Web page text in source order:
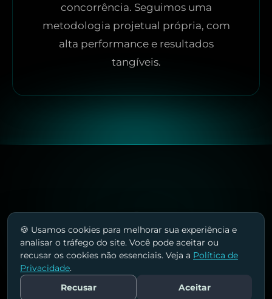
concorrência. Seguimos uma
metodologia projetual própria, com
alta performance e resultados
tangíveis.
Fale Conosco
🍪 Usamos cookies para melhorar sua experiência e
analisar o tráfego do site. Você pode aceitar ou
recusar os cookies não essenciais. Veja a Política de
Privacidade.
Recusar
Aceitar